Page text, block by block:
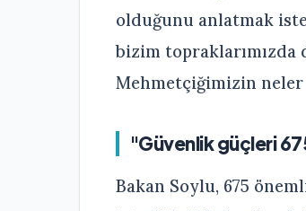
olduğunu anlatmak
bizim topraklarımızda
Mehmetçiğimizin
"Güvenlik güçleri
Bakan Soylu, 675